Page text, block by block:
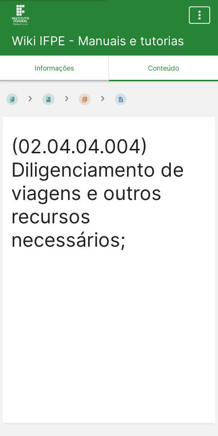
Wiki IFPE - Manuais e tutorias
Informações Conteúdo
(02.04.04.004)
Diligenciamento de
viagens e outros
recursos
necessários;